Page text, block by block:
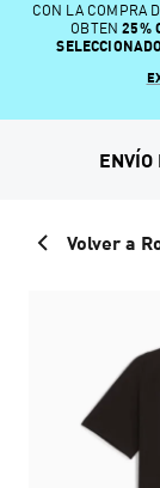
CON LA COMPRA
OBTEN 25%
ENVÍO
Volver a